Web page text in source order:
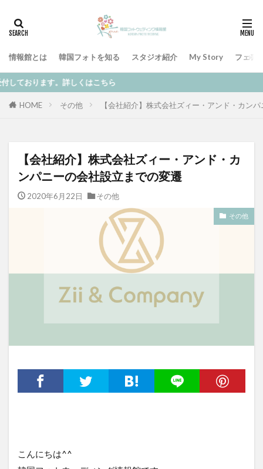
情報館とは 韓国フォトを知る スタジオ紹介 My Story フェア
はこちら
HOME その他 【会社紹介】株式会社ズィー・アンド・カン
【会社紹介】株式会社ズィー・アンド・カ
ンパニーの会社設立までの変遷
2020年6月22日 その他
その他
こんにちは^^